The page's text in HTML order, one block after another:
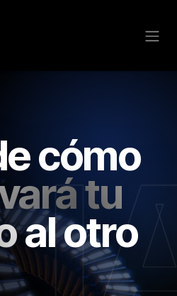
cómo
tu
al otro